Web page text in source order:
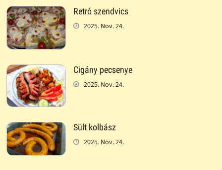
Retró szendvics
2025. Nov. 24.
Cigány pecsenye
2025. Nov. 24.
Sült kolbász
2025. Nov. 24.